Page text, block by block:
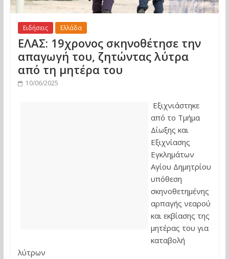
Ειδήσεις Ελλάδα
ΕΛΑΣ: 19χρονος σκηνοθέτησε την
απαγωγή του, ζητώντας λύτρα
από τη μητέρα του
10/06/2025
Εξιχνιάστηκε
από το Τμήμα
Δίωξης και
Εξιχνίασης
Εγκλημάτων
Αγίου Δημητρίου
υπόθεση
σκηνοθετημένης
αρπαγής νεαρού
και εκβίασης της
μητέρας του για
καταβολή
λύτρων